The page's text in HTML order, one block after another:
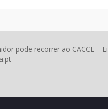
pode recorrer ao CACCL –